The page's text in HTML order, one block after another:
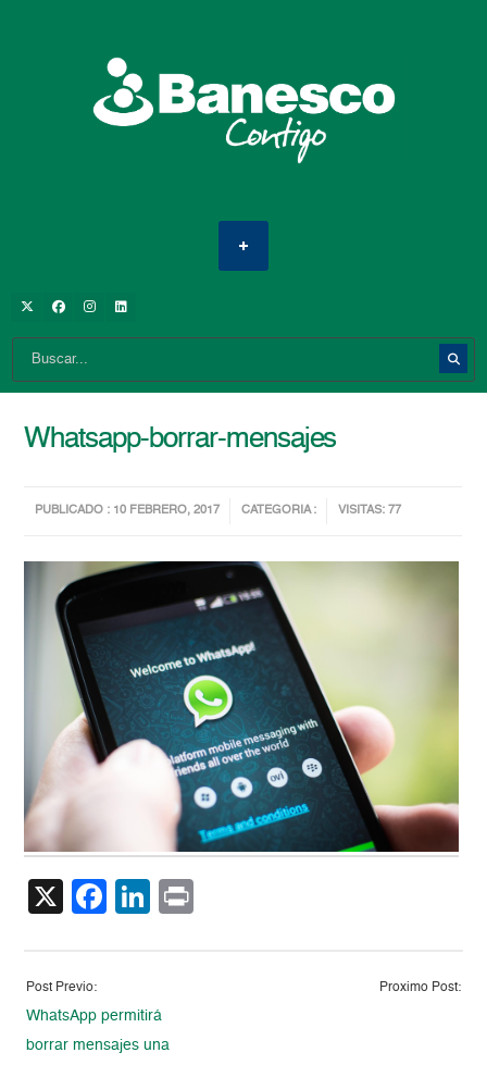
Whatsapp-borrar-mensajes
PUBLICADO : 10 FEBRERO, 2017 CATEGORIA : VISITAS: 77
X Facebook
LinkedIn
Post Previo:
WhatsApp permitirá
borrar mensajes una
Proximo Post: